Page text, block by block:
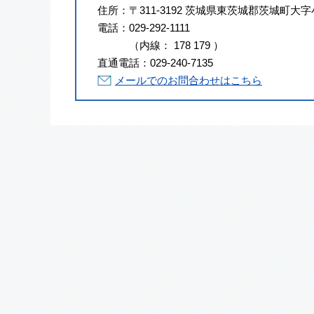
住所： 〒311-3192 茨城県東茨城郡茨城町大
電話： 029-292-1111
（内線 ： 178 179 ）
直通電話： 029-240-7135
メールでのお問合わせはこちら